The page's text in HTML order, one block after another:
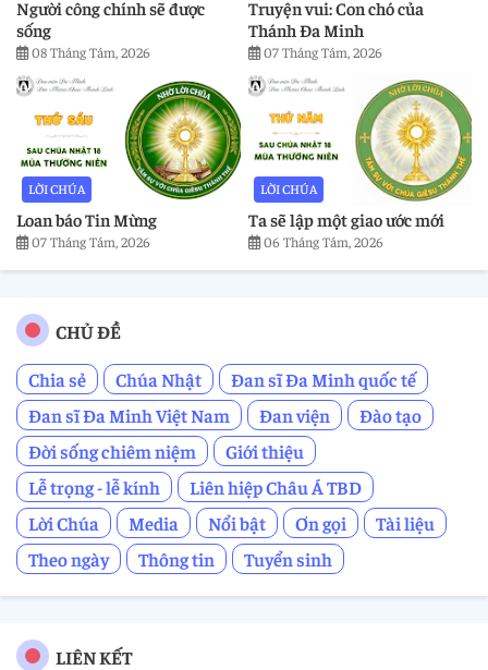
Người công chính sẽ được
sống
08 Tháng Tám, 2026
Truyện vui: Con chó của
Thánh Đa Minh
07 Tháng Tám, 2026
LỜI CHÚA
Loan báo Tin Mừng
07 Tháng Tám, 2026
LỜI CHÚA
Ta sẽ lập một giao ước mới
06 Tháng Tám, 2026
CHỦ ĐỀ
Chia sẻ
Chúa Nhật
Đan sĩ Đa Minh quốc tế
Đan sĩ Đa Minh Việt Nam
Đan viện
Đào tạo
Đời sống chiêm niệm
Giới thiệu
Lễ trọng - lễ kính
Liên hiệp Châu Á TBD
Lời Chúa
Media Nổi bật Ơn gọi
Tài liệu
Theo ngày
Thông tin Tuyển sinh
LIÊN KẾT